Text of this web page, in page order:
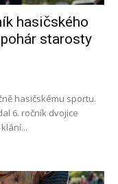
hasičského
starosty
hasičskému sportu.
6. ročník dvojice